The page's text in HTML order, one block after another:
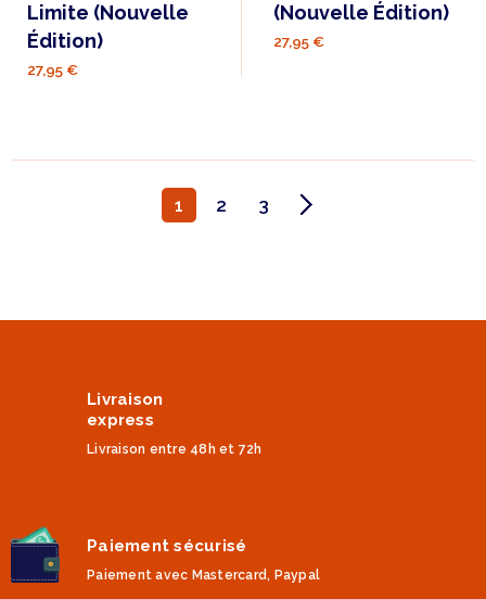
Limite (Nouvelle
Édition)
27,95 €
(Nouvelle Édition)
27,95 €
1 2 3
Livraison
express
Livraison entre 48h et 72h
Paiement sécurisé
Paiement avec Mastercard, Paypal